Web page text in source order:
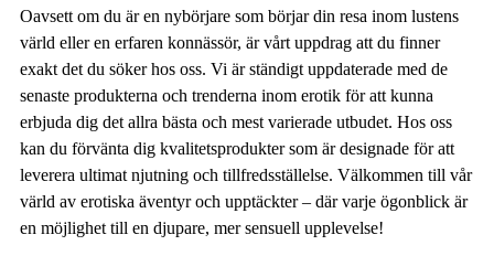
Oavsett om du är en nybörjare som börjar din resa inom lustens
värld eller en erfaren konnässör, är vårt uppdrag att du finner
exakt det du söker hos oss. Vi är ständigt uppdaterade med de
senaste produkterna och trenderna inom erotik för att kunna
erbjuda dig det allra bästa och mest varierade utbudet. Hos oss
kan du förvänta dig kvalitetsprodukter som är designade för att
leverera ultimat njutning och tillfredsställelse. Välkommen till vår
värld av erotiska äventyr och upptäckter – där varje ögonblick är
en möjlighet till en djupare, mer sensuell upplevelse!